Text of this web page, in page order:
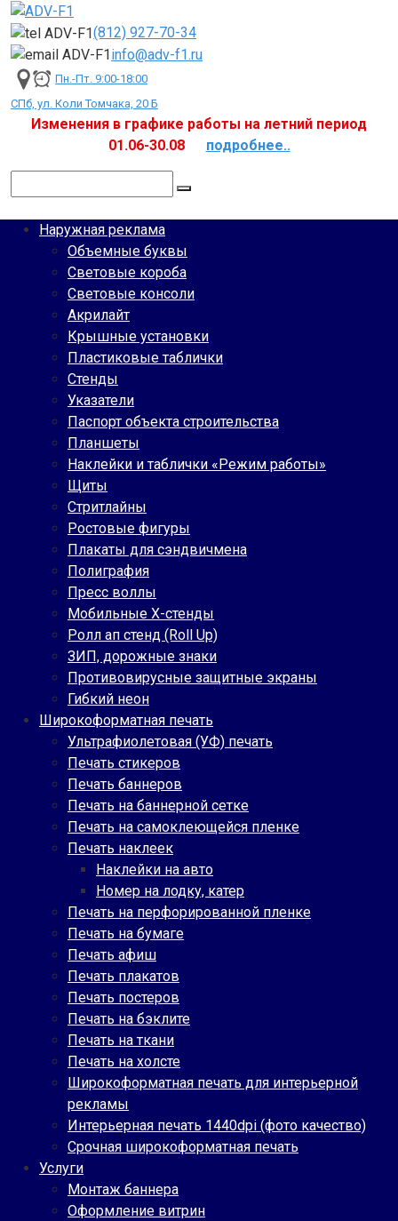
Перейти
контенту
(812) 927-70-34
info@adv-f1.ru
Пн.-Пт. 9:00-18:00
СПб, ул. Коли Томчака, 20 Б
Изменения в графике работы на летний период
01.06-30.08 подробнее..
Наружная реклама
Объемные буквы
Световые короба
Световые консоли
Акрилайт
Крышные установки
Пластиковые таблички
Стенды
Указатели
Паспорт объекта строительства
Планшеты
Наклейки и таблички «Режим работы»
Щиты
Стритлайны
Ростовые фигуры
Плакаты для сэндвичмена
Полиграфия
Пресс воллы
Мобильные Х-стенды
Ролл ап стенд (Roll Up)
ЗИП, дорожные знаки
Противовирусные защитные экраны
Гибкий неон
Широкоформатная печать
Ультрафиолетовая (УФ) печать
Печать стикеров
Печать баннеров
Печать на баннерной сетке
Печать на самоклеющейся пленке
Печать наклеек
Наклейки на авто
Номер на лодку, катер
Печать на перфорированной пленке
Печать на бумаге
Печать афиш
Печать плакатов
Печать постеров
Печать на бэклите
Печать на ткани
Печать на холсте
Широкоформатная печать для интерьерной
рекламы
Интерьерная печать 1440dpi (фото качество)
Срочная широкоформатная печать
Услуги
Монтаж баннера
Оформление витрин